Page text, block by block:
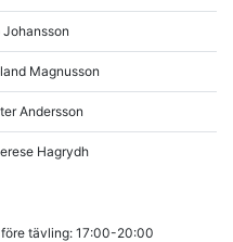
Johansson
Magnusson
Andersson
Hagrydh
tävling: 17:00-20:00